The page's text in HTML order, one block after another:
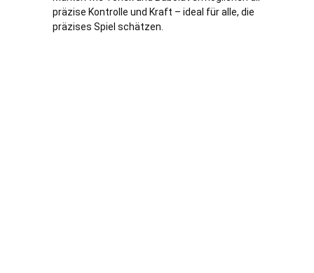
präzise Kontrolle und Kraft – ideal für alle, die
präzises Spiel schätzen.